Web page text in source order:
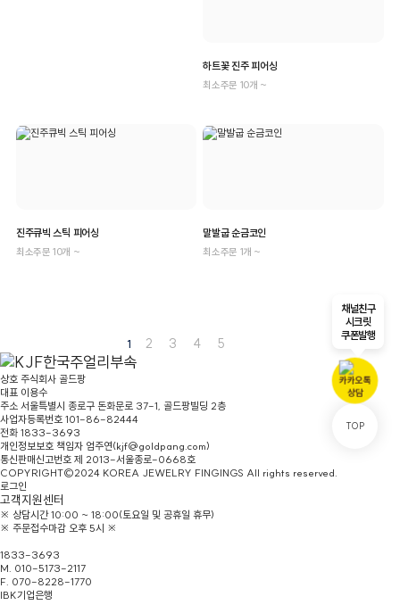
하트꽃 진주 피어싱
최소주문 10개 ~
진주큐빅 스틱 피어싱
최소주문 10개 ~
말발굽 순금코인
최소주문 1개 ~
1 2 3 4 5
상호 주식회사 골드팡
대표 이용수
주소 서울특별시 종로구 돈화문로 37-1, 골드팡빌딩 2층
사업자등록번호 101-86-82444
전화 1833-3693
개인정보보호 책임자 엄주연(kjf@goldpang.com)
통신판매신고번호 제 2013-서울종로-0668호
COPYRIGHT©2024 KOREA JEWELRY FINGINGS All rights reserved.
로그인
고객지원센터
※ 상담시간 10:00 ~ 18:00(토요일 및 공휴일 휴무)
※ 주문접수마감 오후 5시 ※
1833-3693
M. 010-5173-2117
F. 070-8228-1770
IBK기업은행
채널친구
시크릿
쿠폰발행
TOP